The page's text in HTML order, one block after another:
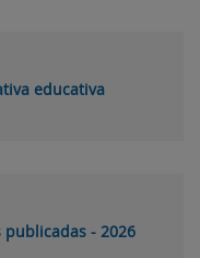
educativa
- 2026